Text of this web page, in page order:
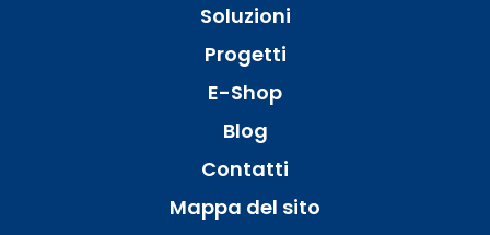
Soluzioni
Progetti
E-Shop
Blog
Contatti
Mappa del sito